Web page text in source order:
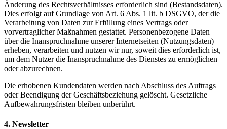
Änderung des Rechtsverhältnisses erforderlich sind (Bestandsdaten).
Dies erfolgt auf Grundlage von Art. 6 Abs. 1 lit. b DSGVO, der die
Verarbeitung von Daten zur Erfüllung eines Vertrags oder
vorvertraglicher Maßnahmen gestattet. Personenbezogene Daten
über die Inanspruchnahme unserer Internetseiten (Nutzungsdaten)
erheben, verarbeiten und nutzen wir nur, soweit dies erforderlich ist,
um dem Nutzer die Inanspruchnahme des Dienstes zu ermöglichen
oder abzurechnen.
Die erhobenen Kundendaten werden nach Abschluss des Auftrags
oder Beendigung der Geschäftsbeziehung gelöscht. Gesetzliche
Aufbewahrungsfristen bleiben unberührt.
4. Newsletter